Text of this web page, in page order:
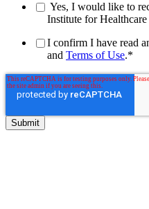
Yes, I would like to
Institute for
I confirm I have read
and Terms of Use.*